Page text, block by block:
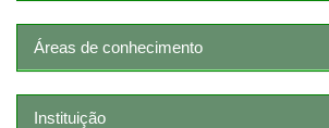
Áreas de conhecimento
Instituição